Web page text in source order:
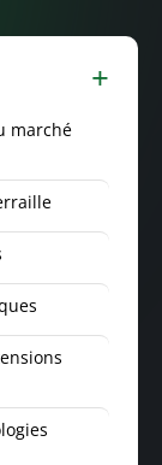
marché